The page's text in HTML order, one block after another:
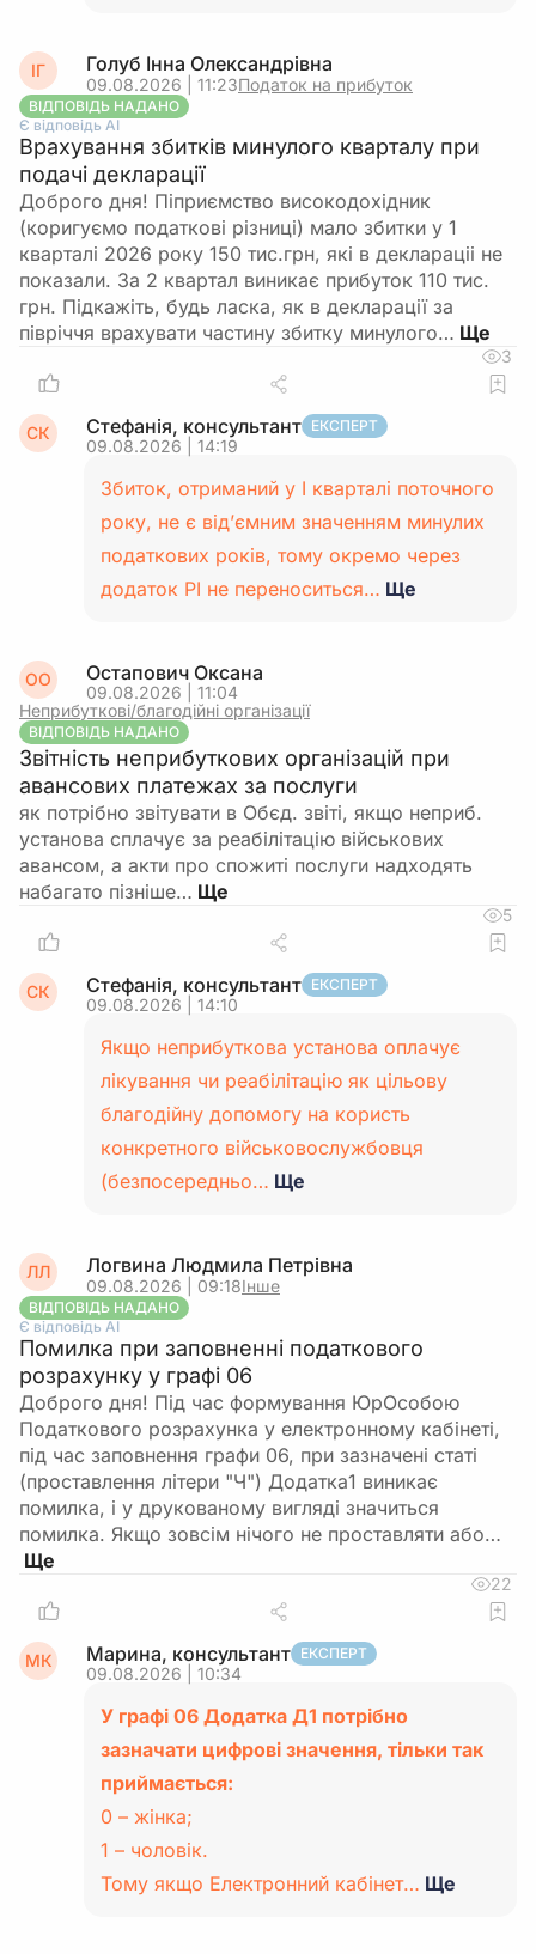
ІГ Голуб Інна Олександрівна
09.08.2026 | 11:23Податок на прибуток
ВІДПОВІДЬ НАДАНО
Є відповідь АІ
Врахування збитків минулого кварталу при
подачі декларації
Доброго дня! Піприємство високодохідник
(коригуємо податкові різниці) мало збитки у 1
кварталі 2026 року 150 тис.грн, які в деклараціі не
показали. За 2 квартал виникає прибуток 110 тис.
грн. Підкажіть, будь ласка, як в декларації за
півріччя врахувати частину збитку минулого…
3
СК Стефанія, консультант ЕКСПЕРТ
09.08.2026 | 14:19
Збиток, отриманий у І кварталі поточного
року, не є від’ємним значенням минулих
податкових років, тому окремо через
додаток РІ не переноситься… Ще
ОО Остапович Оксана
09.08.2026 | 11:04
Неприбуткові/благодійні організації
ВІДПОВІДЬ НАДАНО
Звітність неприбуткових організацій при
авансових платежах за послуги
як потрібно звітувати в Обєд. звіті, якщо неприб.
установа сплачує за реабілітацію військових
авансом, а акти про спожиті послуги надходять
набагато пізніше…
5
СК Стефанія, консультант ЕКСПЕРТ
09.08.2026 | 14:10
Якщо неприбуткова установа оплачує
лікування чи реабілітацію як цільову
благодійну допомогу на користь
конкретного військовослужбовця
(безпосередньо… Ще
ЛЛ Логвина Людмила Петрівна
09.08.2026 | 09:18Інше
ВІДПОВІДЬ НАДАНО
Є відповідь АІ
Помилка при заповненні податкового
розрахунку у графі 06
Доброго дня! Під час формування ЮрОсобою
Податкового розрахунка у електронному кабінеті,
під час заповнення графи 06, при зазначені статі
(проставлення літери "Ч") Додатка1 виникає
помилка, і у друкованому вигляді значиться
помилка. Якщо зовсім нічого не проставляти або…
22
МК Марина, консультант ЕКСПЕРТ
09.08.2026 | 10:34
У графі 06 Додатка Д1 потрібно
зазначати цифрові значення, тільки так
приймається:
0 – жінка;
1 – чоловік.
Тому якщо Електронний кабінет… Ще